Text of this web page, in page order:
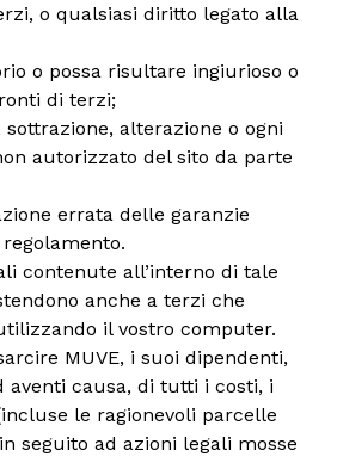
o qualsiasi diritto legato alla
o possa risultare ingiurioso o
di terzi;
sottrazione, alterazione o ogni
autorizzato del sito da parte
errata delle garanzie
contenute all’interno di tale
anche a terzi che
il vostro computer.
MUVE, i suoi dipendenti,
aventi causa, di tutti i costi, i
le ragionevoli parcelle
seguito ad azioni legali mosse